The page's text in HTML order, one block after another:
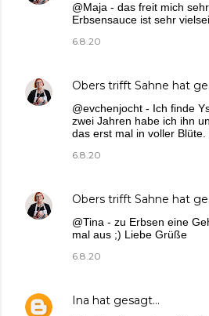
@Maja - das freit mich
Erbsensauce ist sehr
6.8.20
Obers trifft Sahne hat
@evchenjocht - Ich finde
zwei Jahren habe ich ihn
das erst mal in voller
6.8.20
Obers trifft Sahne hat
@Tina - zu Erbsen eine
mal aus ;) Liebe Grüße
6.8.20
Ina hat gesagt…